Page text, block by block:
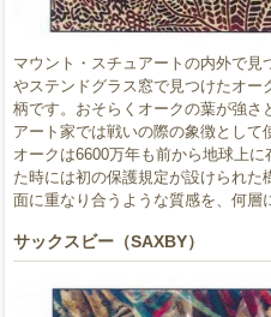
マウント・スチュアートの内外で
やステンドグラス窓で見つけたオー
柄です。おそらくオークの葉が強さ
アート家では戦いの際の象徴として
オークは6600万年も前から地球上
た時には初の保護規定が設けられ
面に重なり合うような質感を、何層
サックスビー（SAXBY）